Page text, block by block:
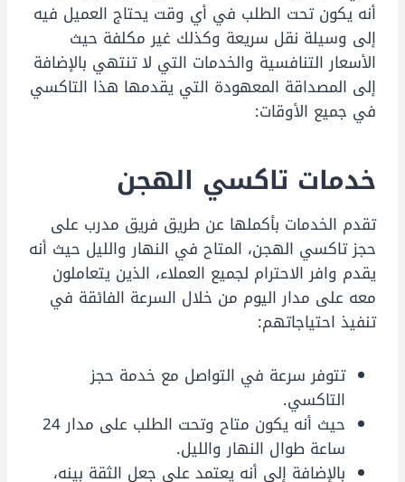
أنه يكون تحت الطلب في أي وقت يحتاج العميل فيه
إلى وسيلة نقل سريعة وكذلك غير مكلفة حيث
الأسعار التنافسية والخدمات التي لا تنتهي بالإضافة
إلى المصداقة المعهودة التي يقدمها هذا التاكسي
في جميع الأوقات:
خدمات تاكسي الهجن
تقدم الخدمات بأكملها عن طريق فريق مدرب على
حجز تاكسي الهجن، المتاح في النهار والليل حيث أنه
يقدم وافر الاحترام لجميع العملاء، الذين يتعاملون
معه على مدار اليوم من خلال السرعة الفائقة في
تنفيذ احتياجاتهم:
تتوفر سرعة في التواصل مع خدمة حجز
التاكسي.
حيث أنه يكون متاح وتحت الطلب على مدار 24
ساعة طوال النهار والليل.
بالإضافة إلى أنه يعتمد على جعل الثقة بينه،